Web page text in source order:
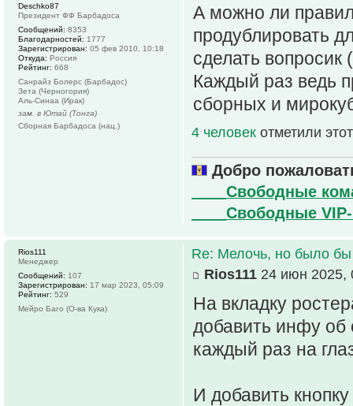
А можно ли
продублировать
сделать вопросик
Каждый раз ведь
сборных и
4 человек отметили
Добро
____Свободные
____Свободные
Deschko87
Президент ФФ Барбадоса
Сообщений: 8353
Благодарностей: 1777
Зарегистрирован: 05 фев 2010, 10:18
Откуда: Россия
Рейтинг: 668
Санрайз Болерс (Барбадос)
Зета (Черногория)
Аль-Синаа (Ирак)
зам. в Ютай (Тонга)
Сборная Барбадоса (нац.)
Re: Мелочь, но было бы
Rios111 24 июн 2025,
На вкладку
добавить инфу об
каждый раз на
И добавить
Rios111
Менеджер
Сообщений: 107
Зарегистрирован: 17 мар 2023, 05:09
Рейтинг: 529
Мейро Баго (О-ва Кука)